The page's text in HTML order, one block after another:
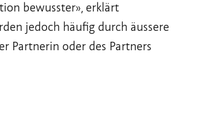
bewusster», erklärt
jedoch häufig durch äussere
Partnerin oder des Partners